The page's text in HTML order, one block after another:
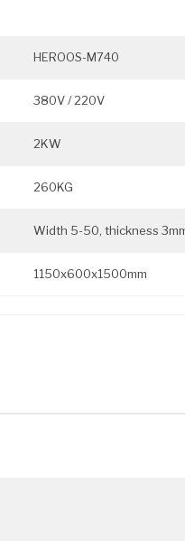
HEROOS-M740
380V / 220V
2KW
260KG
Width 5-50, thickness
1150x600x1500mm